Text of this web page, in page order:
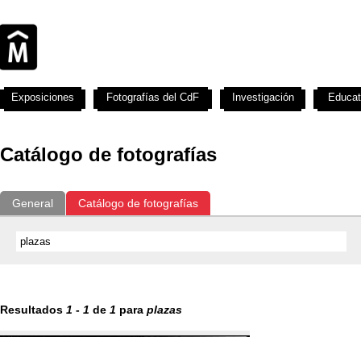
Catálogo de fotografías
General Catálogo de fotografías
Resultados 1 - 1 de 1 para plazas
Exposiciones Fotografías del CdF Investigación